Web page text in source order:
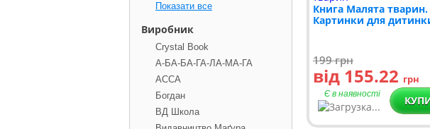
Показати все
Виробник
Crystal Book
А-БА-БА-ГА-ЛА-МА-ГА
АССА
Богдан
ВД Школа
Книга Малята тварин.
Картинки для
199грн
від 155.22 грн
Є в наявності